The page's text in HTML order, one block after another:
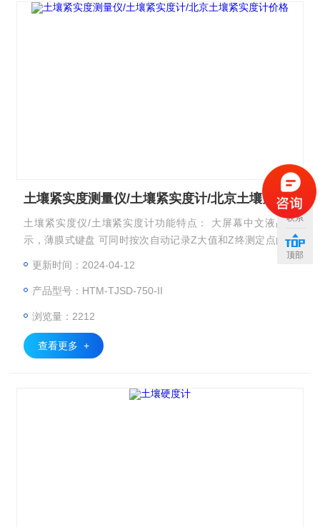
土壤紧实度测量仪/土壤紧实度计/北京土壤紧实度计价格
土壤紧实度仪/土壤紧实度计功能特点： 大屏幕中文液晶显
示，薄膜式键盘 可同时按次自动记录Z大值和Z终测定点的数
更新时间：2024-04-12
产品型号：HTM-TJSD-750-II
浏览量：2212
查看更多 +
联系
顶部